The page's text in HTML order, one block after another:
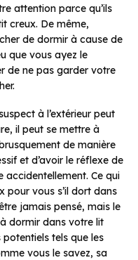
attention parce qu’ils
creux. De même,
de dormir à cause de
que vous ayez le
de ne pas garder votre
à l’extérieur peut
il peut se mettre à
de manière
et d’avoir le réflexe de
accidentellement. Ce qui
pour vous s’il dort dans
jamais pensé, mais le
dormir dans votre lit
tels que les
vous le savez, sa